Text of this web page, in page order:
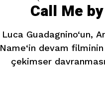
Call Me
Luca Guadagnino‘un,
Name‘in devam
çekimser